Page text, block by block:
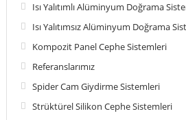
Isı Yalıtımlı Alüminyum Doğrama
Isı Yalıtımsız Alüminyum Doğrama
Kompozit Panel Cephe Sistemleri
Referanslarımız
Spider Cam Giydirme Sistemleri
Strüktürel Silikon Cephe Sistemleri